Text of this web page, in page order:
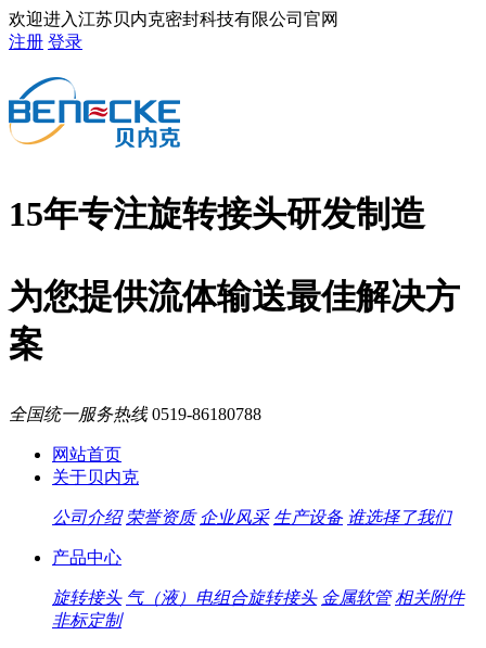
欢迎进入江苏贝内克密封科技有限公司官网
注册 登录
15年专注旋转接头研发制造
为您提供流体输送最佳解决方
案
全国统一服务热线0519-86180788
网站首页
关于贝内克
公司介绍 荣誉资质 企业风采 生产设备 谁选择了我们
产品中心
旋转接头 气（液）电组合旋转接头 金属软管 相关附件
非标定制